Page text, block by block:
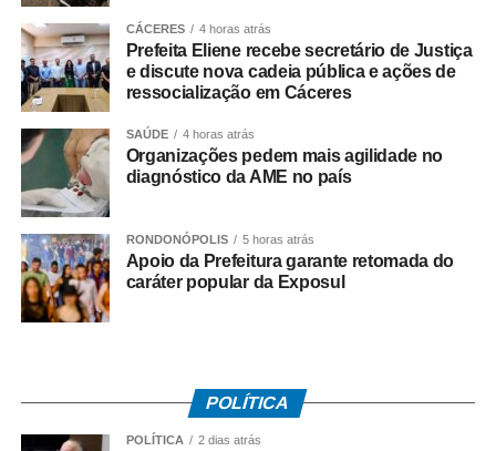
Grande.
A Ordem do Dia contempla também oProjeto de Lei nº
153/2026, de autoria do Poder Executivo, que revoga o
artigo 35 da Lei Municipal nº 4.697/2021, que trata do
parcelamento do solo urbano no município.
Outro projeto previsto para votação é oProjeto de Lei nº
117/2026, de autoria do vereador Alecsand Moreira da
Silva, que dispõe sobre a inclusão do ensino da empatia
como atividade extracurricular do ensino básico no
âmbito municipal.
Barros, que institui o Programa de Coleta de Exames e
Vacinação em Domicílio para pessoas com Transtorno do
Espectro Autista (TEA) e outras deficiências.
CÁCERES 4 horas atrás
Prefeita Eliene recebe secretário de Justiça
e discute nova cadeia pública e ações de
ressocialização em Cáceres
SAÚDE 4 horas atrás
Organizações pedem mais agilidade no
diagnóstico da AME no país
RONDONÓPOLIS 5 horas atrás
Apoio da Prefeitura garante retomada do
caráter popular da Exposul
POLÍTICA
POLÍTICA 2 dias atrás